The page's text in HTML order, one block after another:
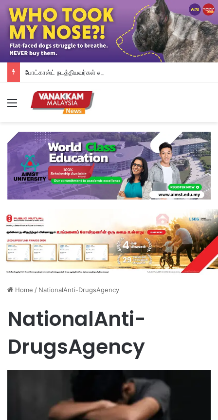
Menu
Home / NationalAnti-DrugsAgency
NationalAnti-
DrugsAgency